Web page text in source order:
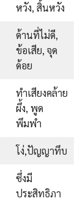
หวัง, สิ้นหวัง
ด้านที่ไม่ดี,
ข้อเสีย, จุด
ด้อย
ทำเสียงคล้าย
ผึ้ง, พูด
พึมพำ
โง่,ปัญญาทึบ
ซึ่งมี
ประสิทธิภา